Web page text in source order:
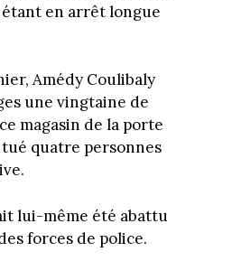
en arrêt longue
Amédy Coulibaly
une vingtaine de
magasin de la porte
quatre personnes
lui-même été abattu
forces de police.